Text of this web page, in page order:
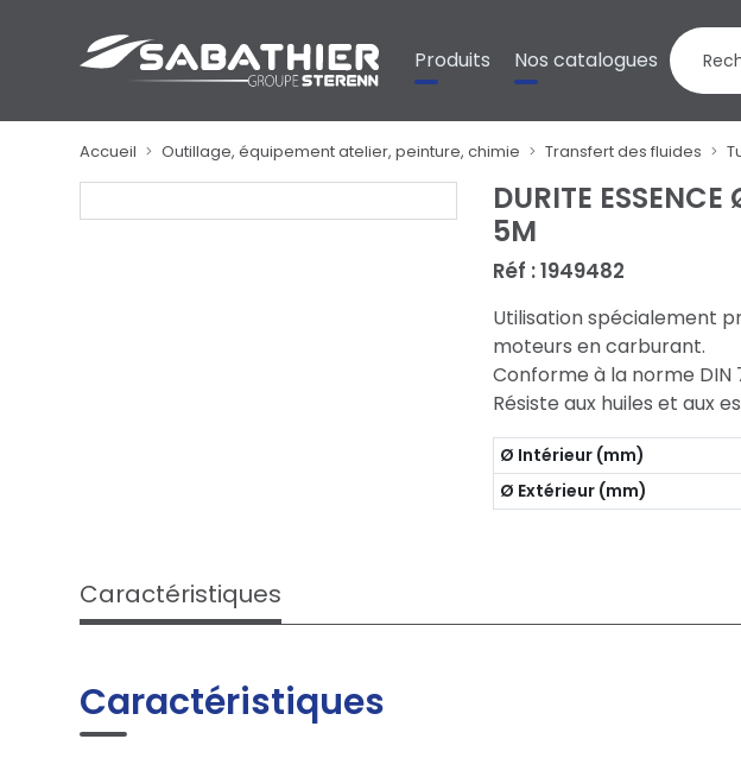
Produits Nos catalogues
Accueil Outillage, équipement atelier, peinture, chimie Transfert des fluides
DURITE
5M
Réf : 1949482
Utilisation spécialement
moteurs en carburant.
Conforme à la norme DIN
Résiste aux huiles et aux
Ø Intérieur (mm)
Ø Extérieur (mm)
Caractéristiques
Caractéristiques